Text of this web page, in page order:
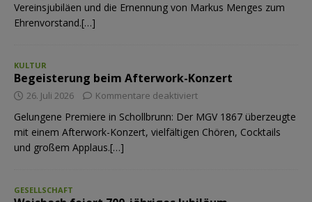
Vereinsjubiläen und die Ernennung von Markus Menges zum
Ehrenvorstand.[…]
KULTUR
Begeisterung beim Afterwork-Konzert
26. Juli 2026 Kommentare deaktiviert
Gelungene Premiere in Schollbrunn: Der MGV 1867 überzeugte
mit einem Afterwork-Konzert, vielfältigen Chören, Cocktails
und großem Applaus.[…]
GESELLSCHAFT